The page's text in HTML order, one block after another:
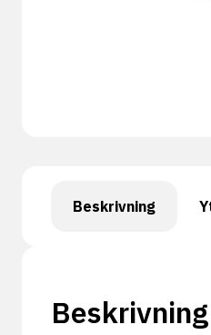
Beskrivning
Beskrivning